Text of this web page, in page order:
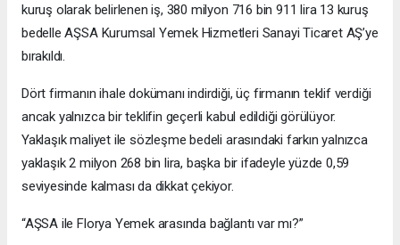
kuruş olarak belirlenen iş, 380 milyon 716 bin 911 lira 13 kuruş
bedelle AŞSA Kurumsal Yemek Hizmetleri Sanayi Ticaret AŞ’ye
bırakıldı.
Dört firmanın ihale dokümanı indirdiği, üç firmanın teklif verdiği
ancak yalnızca bir teklifin geçerli kabul edildiği görülüyor.
Yaklaşık maliyet ile sözleşme bedeli arasındaki farkın yalnızca
yaklaşık 2 milyon 268 bin lira, başka bir ifadeyle yüzde 0,59
seviyesinde kalması da dikkat çekiyor.
“AŞSA ile Florya Yemek arasında bağlantı var mı?”